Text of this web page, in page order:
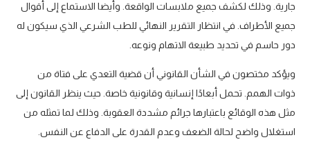
جارية. وذلك لكشف جميع ملابسات الواقعة. وأيضا الاستماع إلى أقوال
جميع الأطراف. في انتظار التقرير النهائي للطب الشرعي الذي سيكون له
دور حاسم في تحديد طبيعة الاتهام ونوعه.
ويؤكد مختصون في الشأن القانوني أن قضية التعدي على فتاة من
ذوات الهمم. تحمل أبعادًا إنسانية وقانونية خاصة. حيث ينظر القانون إلى
مثل هذه الوقائع باعتبارها جرائم مشددة العقوبة. وذلك لما تمثله من
استغلال واضح لحالة الضعف وعدم القدرة على الدفاع عن النفس.